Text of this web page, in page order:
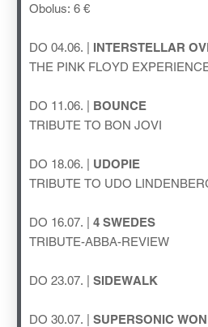
Obolus: 6 €
DO 04.06. | INTERSTELLAR
THE PINK FLOYD
DO 11.06. | BOUNCE
TRIBUTE TO BON JOVI
DO 18.06. | UDOPIE
TRIBUTE TO UDO
DO 16.07. |
4 SWEDES
TRIBUTE-ABBA-REVIEW
DO 23.07. |SIDEWALK
DO 30.07. |SUPERSONIC